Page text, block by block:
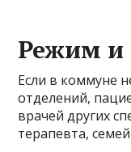
Режим и
Если в коммуне
отделений,
врачей других
терапевта,